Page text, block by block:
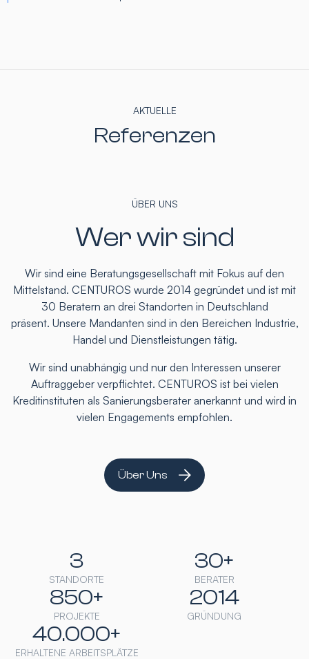
AKTUELLE
Referenzen
ÜBER UNS
Wer wir sind
Wir sind eine Beratungsgesellschaft mit Fokus auf den
Mittelstand. CENTUROS wurde 2014 gegründet und ist mit
30 Beratern an drei Standorten in Deutschland
präsent. Unsere Mandanten sind in den Bereichen Industrie,
Handel und Dienstleistungen tätig.
Wir sind unabhängig und nur den Interessen unserer
Auftraggeber verpflichtet. CENTUROS ist bei vielen
Kreditinstituten als Sanierungsberater anerkannt und wird in
vielen Engagements empfohlen.
Über Uns
STANDORTE
3
BERATER
30+
PROJEKTE
850+
GRÜNDUNG
2014
ERHALTENE ARBEITSPLÄTZE
40.000+